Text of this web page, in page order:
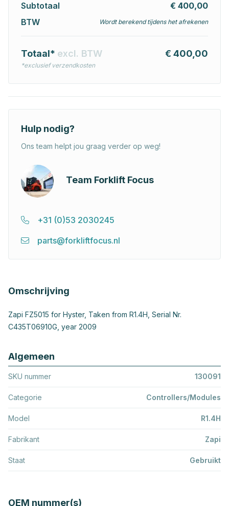
Subtotaal
€ 400,00
BTW
Wordt berekend tijdens het afrekenen
Totaal* excl. BTW
*exclusief verzendkosten
€ 400,00
Hulp nodig?
Ons team helpt jou graag verder op weg!
Team Forklift Focus
+31 (0)53 2030245
parts@forkliftfocus.nl
Omschrijving
Zapi FZ5015 for Hyster, Taken from R1.4H, Serial Nr.
C435T06910G, year 2009
Algemeen
SKU nummer 130091
Categorie Controllers/Modules
Model R1.4H
Fabrikant Zapi
Staat Gebruikt
OEM nummer(s)